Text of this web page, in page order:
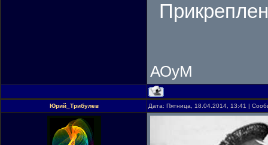
АОуМ
Юрий_Трибулев Дата: Пятница, 18.04.2014, 13:41 |